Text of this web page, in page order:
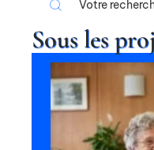
Sous les